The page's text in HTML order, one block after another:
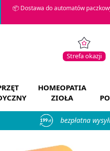
📦 Dostawa do automatów
Strefa okazji
HOMEOPATIA
ZIOŁA
bezpłatna